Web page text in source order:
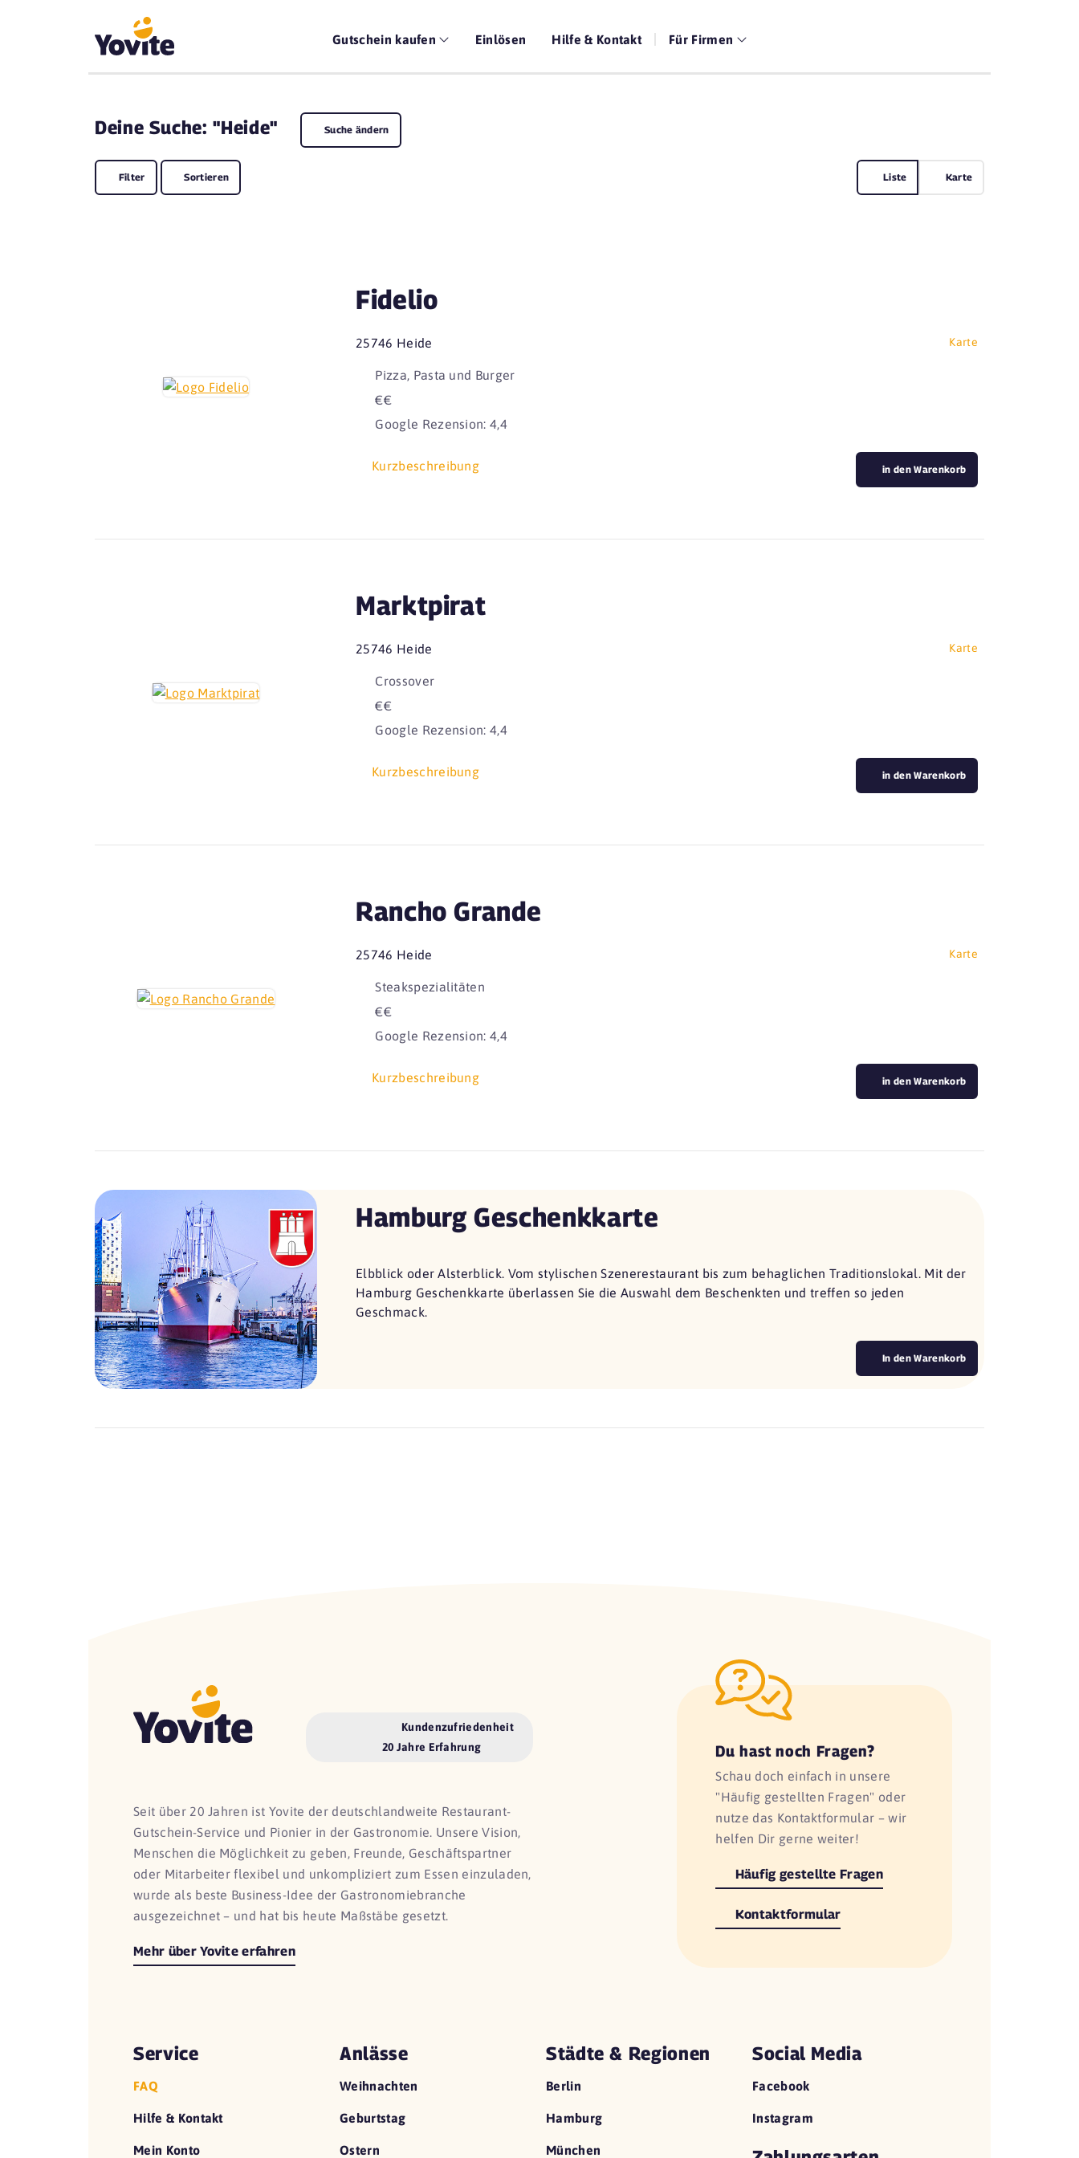
Gutschein kaufen Einlösen Hilfe & Kontakt Für Firmen
Deine Suche: "Heide" Suche ändern
Filter Sortieren Liste Karte
Fidelio
25746 Heide Karte
Pizza, Pasta und Burger
€€
Google Rezension: 4,4
Kurzbeschreibung in den Warenkorb
Marktpirat
25746 Heide Karte
Crossover
€€
Google Rezension: 4,4
Kurzbeschreibung in den Warenkorb
Rancho Grande
25746 Heide Karte
Steakspezialitäten
€€
Google Rezension: 4,4
Kurzbeschreibung in den Warenkorb
Hamburg Geschenkkarte
Elbblick oder Alsterblick. Vom stylischen Szenerestaurant bis zum behaglichen Traditionslokal. Mit der
Hamburg Geschenkkarte überlassen Sie die Auswahl dem Beschenkten und treffen so jeden
Geschmack.
In den Warenkorb
Kundenzufriedenheit
20 Jahre Erfahrung
Seit über 20 Jahren ist Yovite der deutschlandweite Restaurant-
Gutschein-Service und Pionier in der Gastronomie. Unsere Vision,
Menschen die Möglichkeit zu geben, Freunde, Geschäftspartner
oder Mitarbeiter flexibel und unkompliziert zum Essen einzuladen,
wurde als beste Business-Idee der Gastronomiebranche
ausgezeichnet – und hat bis heute Maßstäbe gesetzt.
Mehr über Yovite erfahren
Du hast noch Fragen?
Schau doch einfach in unsere
"Häufig gestellten Fragen" oder
nutze das Kontaktformular – wir
helfen Dir gerne weiter!
Häufig gestellte Fragen
Kontaktformular
Service
FAQ
Hilfe & Kontakt
Mein Konto
Anlässe
Weihnachten
Geburtstag
Ostern
Städte & Regionen
Berlin
Hamburg
München
Social Media
Facebook
Instagram